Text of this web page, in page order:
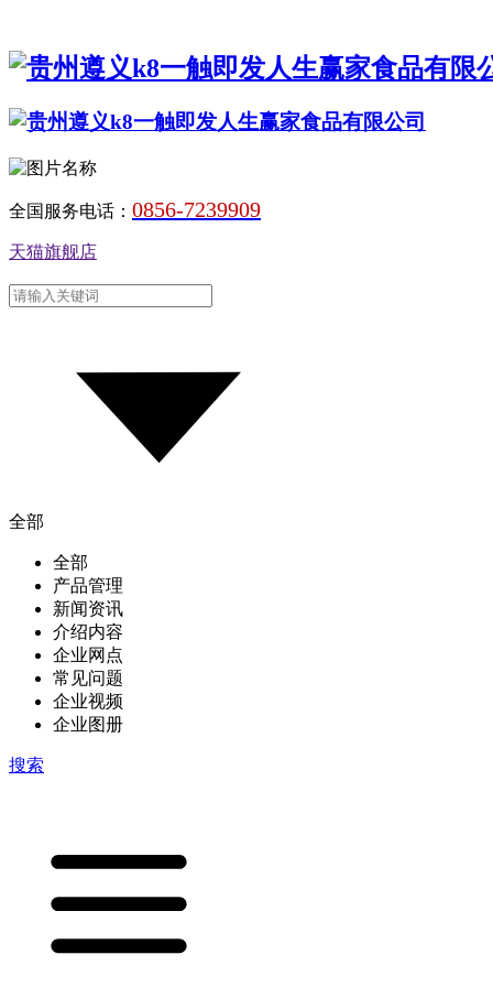
全国服务电话： 0856-7239909
天猫旗舰店
全部
全部
产品管理
新闻资讯
介绍内容
企业网点
常见问题
企业视频
企业图册
搜索